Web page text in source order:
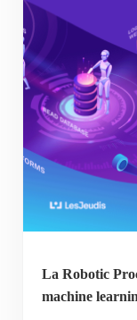
La Robotic
machine